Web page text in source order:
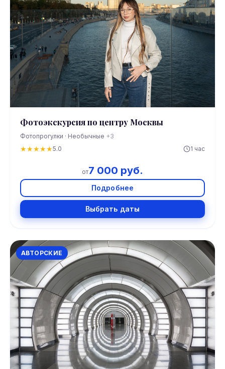
Фотоэкскурсия по центру Москвы
Фотопрогулки · Необычные +3
★★★★★5.0 1 час
от7 000 руб.
Подробнее
Выбрать даты
АВТОРСКИЕ